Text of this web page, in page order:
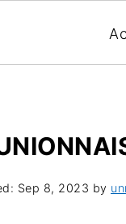
Sep 8, 2023 by